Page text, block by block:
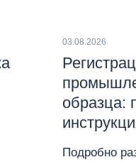
03.08.2026
образца:
Подробно